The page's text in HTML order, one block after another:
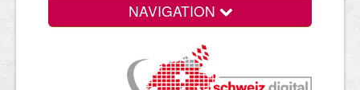
NAVIGATION